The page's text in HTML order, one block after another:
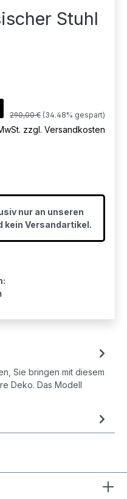
Stuhl
Regulärer Preis:
290,00 € (34.48% gespart)
zzgl. Versandkosten
nur an unseren
kein Versandartikel.
Sie bringen mit diesem
Deko. Das Modell